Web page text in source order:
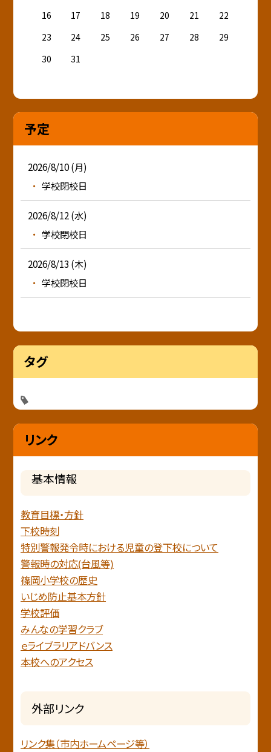
16
17 18 19 20 21
22
23
24 25 26 27 28
29
30
31
予定
2026/8/10 (月)
学校閉校日
2026/8/12 (水)
学校閉校日
2026/8/13 (木)
学校閉校日
タグ
リンク
基本情報
教育目標・方針
下校時刻
特別警報発令時における児童の登下校について
警報時の対応(台風等)
篠岡小学校の歴史
いじめ防止基本方針
学校評価
みんなの学習クラブ
ｅライブラリアドバンス
本校へのアクセス
外部リンク
リンク集（市内ホームページ等）